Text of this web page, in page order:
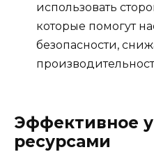
использовать
которые помогут
безопасности,
Эффективное
ресурсами